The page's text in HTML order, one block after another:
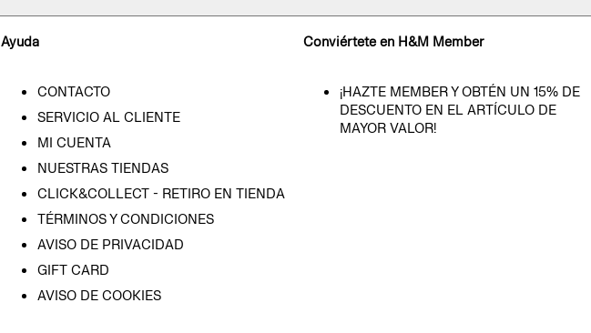
Ayuda
CONTACTO
SERVICIO AL CLIENTE
MI CUENTA
NUESTRAS TIENDAS
CLICK&COLLECT - RETIRO EN TIENDA
TÉRMINOS Y CONDICIONES
AVISO DE PRIVACIDAD
GIFT CARD
AVISO DE COOKIES
Conviértete en H&M Member
¡HAZTE MEMBER Y OBTÉN UN 15% DE
DESCUENTO EN EL ARTÍCULO DE
MAYOR VALOR!